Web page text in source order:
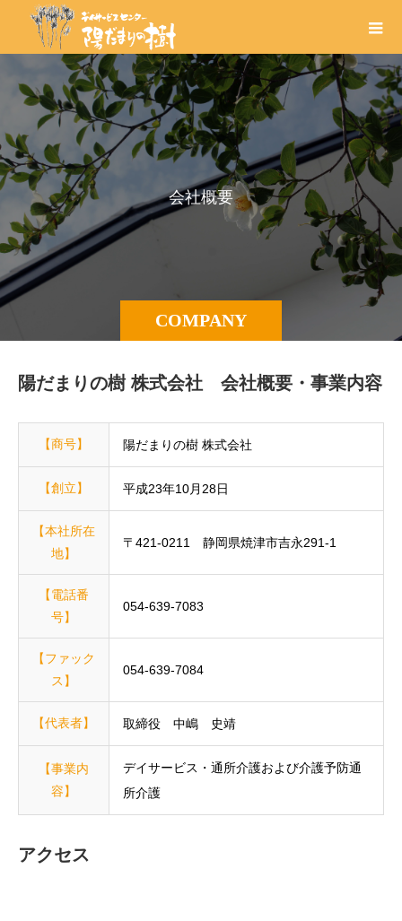
COMPANY
会社概要
陽だまりの樹 株式会社 会社概要・事業内容
【商号】 陽だまりの樹 株式会社
【創立】 平成23年10月28日
【本社所在
地】
〒421-0211 静岡県焼津市吉永291-1
【電話番
号】
054-639-7083
【ファック
ス】
054-639-7084
【代表者】 取締役 中嶋 史靖
【事業内
容】
デイサービス・通所介護および介護予防通
所介護
アクセス